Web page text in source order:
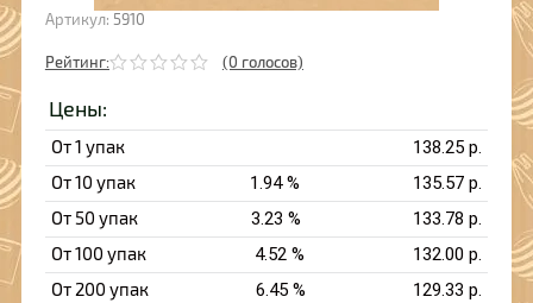
Артикул: 5910
Рейтинг: (0 голосов)
Цены:
От 1 упак 138.25 р.
От 10 упак
1.94 % 135.57 р.
От 50 упак
3.23 % 133.78 р.
От 100 упак
4.52 % 132.00 р.
От 200 упак
6.45 % 129.33 р.